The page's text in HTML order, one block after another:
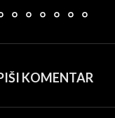
KOMENTAR